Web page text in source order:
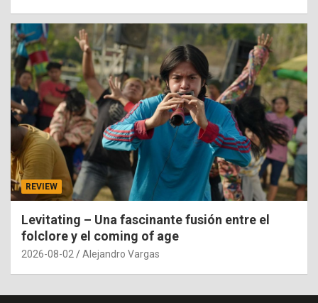
REVIEW
Levitating – Una fascinante fusión entre el
folclore y el coming of age
2026-08-02 Alejandro Vargas